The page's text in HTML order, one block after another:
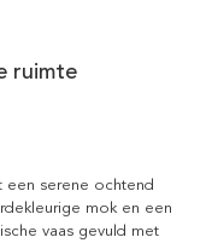
ruimte
een serene ochtend
mok en een
vaas gevuld met